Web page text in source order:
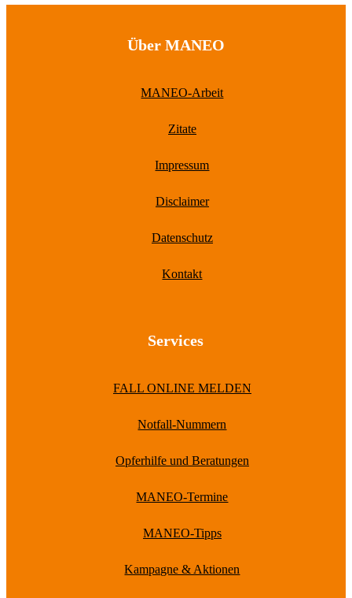
Über MANEO
MANEO-Arbeit
Zitate
Impressum
Disclaimer
Datenschutz
Kontakt
Services
FALL ONLINE MELDEN
Notfall-Nummern
Opferhilfe und Beratungen
MANEO-Termine
MANEO-Tipps
Kampagne & Aktionen